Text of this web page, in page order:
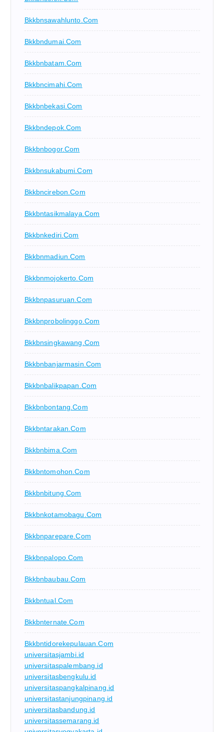
Bkkbnsawahlunto.com
Bkkbndumai.com
Bkkbnbatam.com
Bkkbncimahi.com
Bkkbnbekasi.com
Bkkbndepok.com
Bkkbnbogor.com
Bkkbnsukabumi.com
Bkkbncirebon.com
Bkkbntasikmalaya.com
Bkkbnkediri.com
Bkkbnmadiun.com
Bkkbnmojokerto.com
Bkkbnpasuruan.com
Bkkbnprobolinggo.com
Bkkbnsingkawang.com
Bkkbnbanjarmasin.com
Bkkbnbalikpapan.com
Bkkbnbontang.com
Bkkbntarakan.com
Bkkbnbima.com
Bkkbntomohon.com
Bkkbnbitung.com
Bkkbnkotamobagu.com
Bkkbnparepare.com
Bkkbnpalopo.com
Bkkbnbaubau.com
Bkkbntual.com
Bkkbnternate.com
Bkkbntidorekepulauan.com
universitasjambi.id
universitaspalembang.id
universitasbengkulu.id
universitaspangkalpinang.id
universitastanjungpinang.id
universitasbandung.id
universitassemarang.id